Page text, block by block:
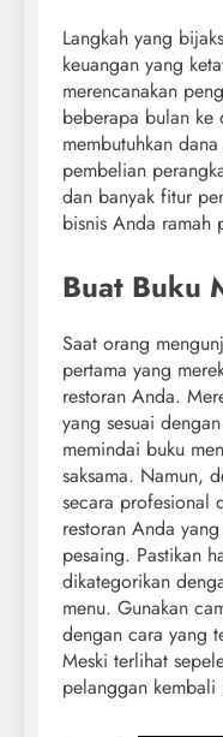
Langkah yang
keuangan yang
merencanakan
beberapa bulan ke
membutuhkan
pembelian
dan banyak fitur
bisnis Anda ramah
Buat Buku
Saat orang
pertama yang
restoran Anda.
yang sesuai
memindai buku
saksama. Namun,
secara profesional
restoran Anda
pesaing. Pastikan
dikategorikan
menu. Gunakan
dengan cara yang
Meski terlihat
pelanggan